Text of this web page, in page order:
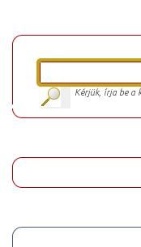
Kérjük, írja be a